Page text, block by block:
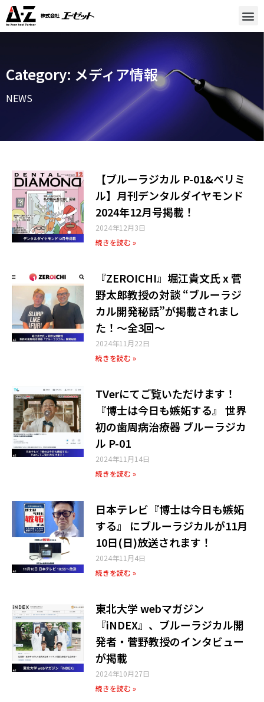
Category: メディア情報
NEWS
【ブルーラジカル P-01&ペリミ
ル】月刊デンタルダイヤモンド
2024年12月号掲載！
2024年12月3日
続きを読む »
『ZEROICHI』堀江貴文氏 x 菅
野太郎教授の対談 “ブルーラジ
カル開発秘話”が掲載されまし
た！〜全3回〜
2024年11月22日
続きを読む »
TVerにてご覧いただけます！
『博士は今日も嫉妬する』 世界
初の歯周病治療器 ブルーラジカ
ル P-01
2024年11月14日
続きを読む »
日本テレビ『博士は今日も嫉妬
する』 にブルーラジカルが11月
10日(日)放送されます！
2024年11月4日
続きを読む »
東北大学 webマガジン
『iNDEX』、ブルーラジカル開
発者・菅野教授のインタビュー
が掲載
2024年10月27日
続きを読む »